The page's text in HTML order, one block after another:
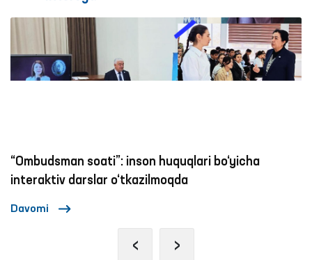
“Ombudsman soati”: inson huquqlari bo‘yicha
interaktiv darslar o‘tkazilmoqda
Davomi
‹ ›